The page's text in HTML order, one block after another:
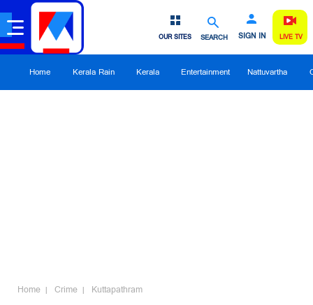
SEARCH SIGN IN
OUR SITES LIVE TV
Home Kerala Rain Kerala Entertainment Nattuvartha
Home Crime Kuttapathram